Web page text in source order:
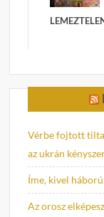
Vérbe fojtott
az ukrán
Íme, kivel
Az orosz